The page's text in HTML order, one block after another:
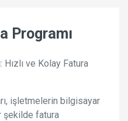
Programı
Hızlı ve Kolay Fatura
işletmelerin bilgisayar
şekilde fatura